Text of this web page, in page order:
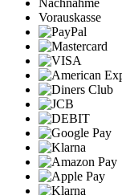
Vorauskasse